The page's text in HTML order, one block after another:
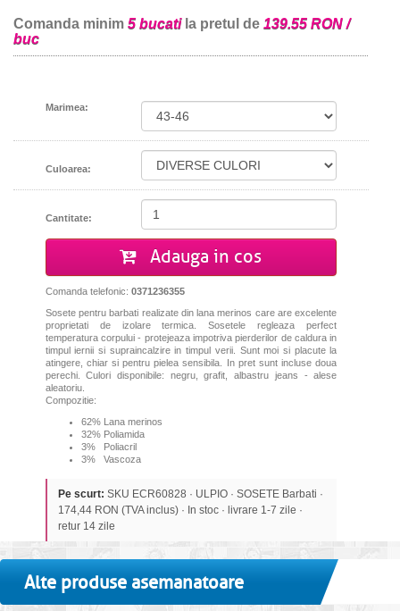
Comanda minim 5 bucatila pretul de 139.55 RON /
buc
Marimea:
Culoarea:
Cantitate:
Adauga in cos
Comanda telefonic: 0371236355
Sosete pentru barbati realizate din lana merinos care are excelente
proprietati de izolare termica. Sosetele regleaza perfect
temperatura corpului - protejeaza impotriva pierderilor de caldura in
timpul iernii si supraincalzire in timpul verii. Sunt moi si placute la
atingere, chiar si pentru pielea sensibila. In pret sunt incluse doua
perechi.Culori disponibile: negru, grafit, albastru jeans - alese
aleatoriu.
Compozitie:
62% Lana merinos
32% Poliamida
3% Poliacril
3% Vascoza
Pe scurt: SKU ECR60828 · ULPIO · SOSETE Barbati ·
174,44 RON (TVA inclus) · In stoc · livrare 1-7 zile ·
retur 14 zile
Alte produse asemanatoare